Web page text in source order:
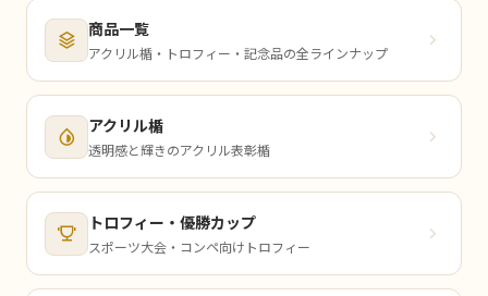
商品一覧
アクリル楯・トロフィー・記念品の全ラインナップ
アクリル楯
透明感と輝きのアクリル表彰楯
トロフィー・優勝カップ
スポーツ大会・コンペ向けトロフィー